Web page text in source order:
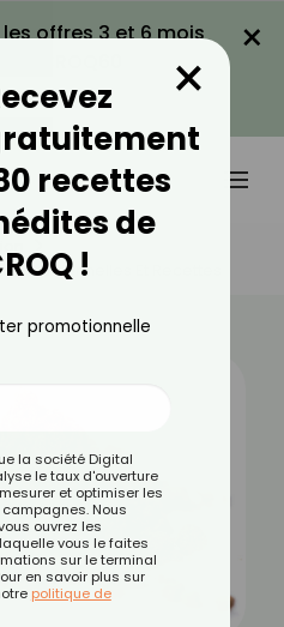
les offres 3 et 6 mois
PROMO
×
Nutritionnelles Et Recettes
recettes
de
!
×
promotionnelle
la société Digital
le taux d'ouverture
et optimiser les
Nous
ouvrez les
vous le faites
sur le terminal
en savoir plus sur
politique de